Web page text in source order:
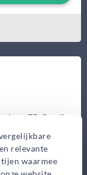
relevante
waarmee
75, Capelle